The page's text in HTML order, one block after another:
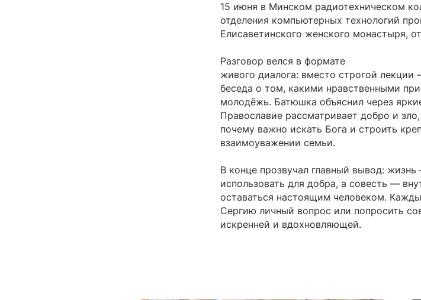
15 июня в Минском радиотехническом
отделения компьютерных технологий
Елисаветинского женского монастыря,
Разговор велся в формате
живого диалога: вместо строгой лекции
беседа о том, какими нравственными
молодёжь. Батюшка объяснил через
Православие рассматривает добро и
почему важно искать Бога и строить
взаимоуважении семьи.
В конце прозвучал главный вывод:
использовать для добра, а совесть —
оставаться настоящим человеком.
Сергию личный вопрос или попросить
искренней и вдохновляющей.